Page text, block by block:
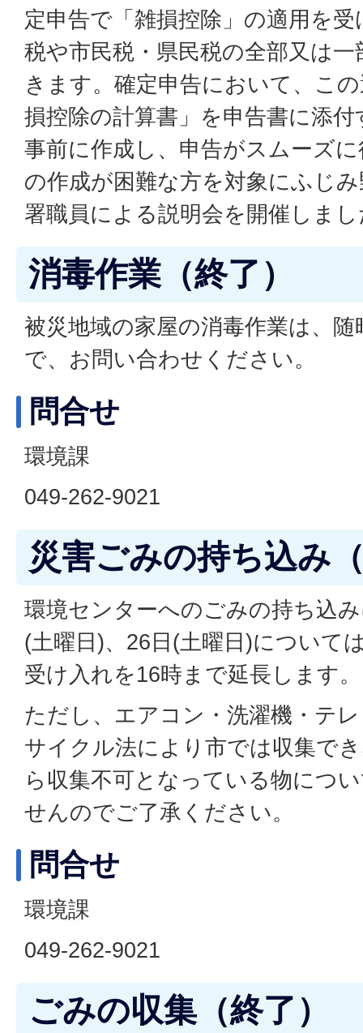
定申告で「雑損控除」の適用を
税や市民税・県民税の全部又は
きます。確定申告において、こ
損控除の計算書」を申告書に添
事前に作成し、申告がスムーズ
の作成が困難な方を対象にふじ
署職員による説明会を開催しま
消毒作業（終了）
被災地域の家屋の消毒作業は、
で、お問い合わせください。
問合せ
環境課
049-262-9021
災害ごみの持ち込み
環境センターへのごみの持ち込
(土曜日)、26日(土曜日)について
受け入れを16時まで延長します。
ただし、エアコン・洗濯機・テ
サイクル法により市では収集で
ら収集不可となっている物につ
せんのでご了承ください。
問合せ
環境課
049-262-9021
ごみの収集（終了）